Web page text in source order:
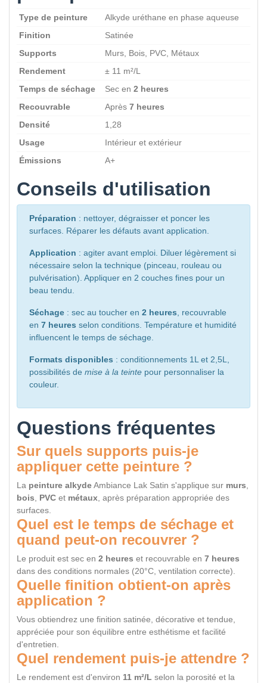
Type de peinture
Alkyde uréthane en phase aqueuse
Finition
Satinée
Supports
Murs, Bois, PVC, Métaux
Rendement
± 11 m²/L
Temps de séchage
Sec en 2 heures
Recouvrable
Après 7 heures
Densité
1,28
Usage
Intérieur et extérieur
Émissions
A+
Conseils d'utilisation
Préparation : nettoyer, dégraisser et poncer les
surfaces. Réparer les défauts avant application.
Application : agiter avant emploi. Diluer légèrement si
nécessaire selon la technique (pinceau, rouleau ou
pulvérisation). Appliquer en 2 couches fines pour un
beau tendu.
Séchage : sec au toucher en 2 heures, recouvrable
en 7 heures selon conditions. Température et humidité
influencent le temps de séchage.
Formats disponibles : conditionnements 1L et 2,5L,
possibilités de mise à la teinte pour personnaliser la
couleur.
Questions fréquentes
Sur quels supports puis-je
appliquer cette peinture ?
La peinture alkydeAmbiance Lak Satin s'applique sur murs,
bois, PVC et métaux, après préparation appropriée des
surfaces.
Quel est le temps de séchage et
quand peut-on recouvrer ?
Le produit est sec en 2 heures et recouvrable en 7 heures
dans des conditions normales (20°C, ventilation correcte).
Quelle finition obtient-on après
application ?
Vous obtiendrez une finition satinée, décorative et tendue,
appréciée pour son équilibre entre esthétisme et facilité
d'entretien.
Quel rendement puis-je attendre ?
Le rendement est d'environ 11 m²/L selon la porosité et la